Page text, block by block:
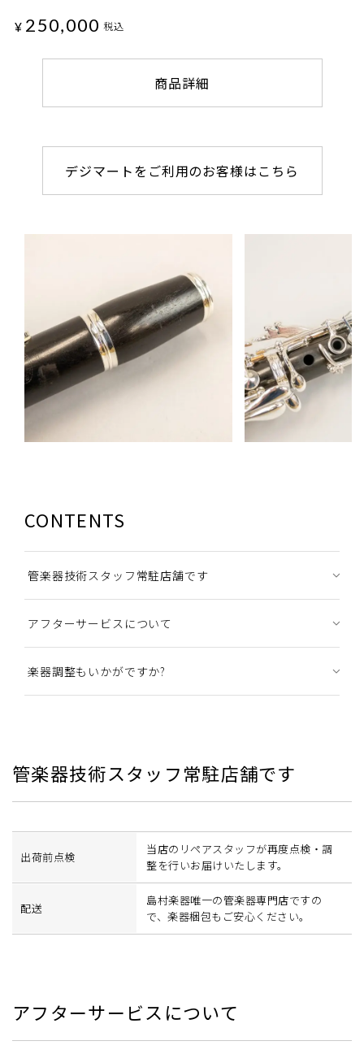
¥ 250,000 税込
商品詳細
デジマートをご利用のお客様はこちら
CONTENTS
管楽器技術スタッフ常駐店舗です
アフターサービスについて
楽器調整もいかがですか?
管楽器技術スタッフ常駐店舗です
出荷前点検
当店のリペアスタッフが再度点検・調
整を行いお届けいたします。
配送
島村楽器唯一の管楽器専門店ですの
で、楽器梱包もご安心ください。
アフターサービスについて